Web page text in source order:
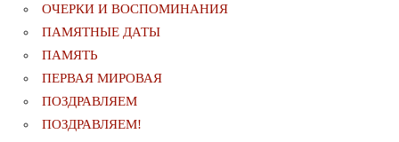
ОЧЕРКИ И ВОСПОМИНАНИЯ
ПАМЯТНЫЕ ДАТЫ
ПАМЯТЬ
ПЕРВАЯ МИРОВАЯ
ПОЗДРАВЛЯЕМ
ПОЗДРАВЛЯЕМ!